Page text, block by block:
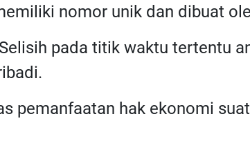
nomor unik dan dibuat
pada titik waktu tertentu
pemanfaatan hak ekonomi